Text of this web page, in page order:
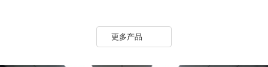
商。藤飞精工致力于车载马达、车
载锂电池、半导体方面的自动化创
商。藤飞精工致力于车载马达、车
新。
更多产品